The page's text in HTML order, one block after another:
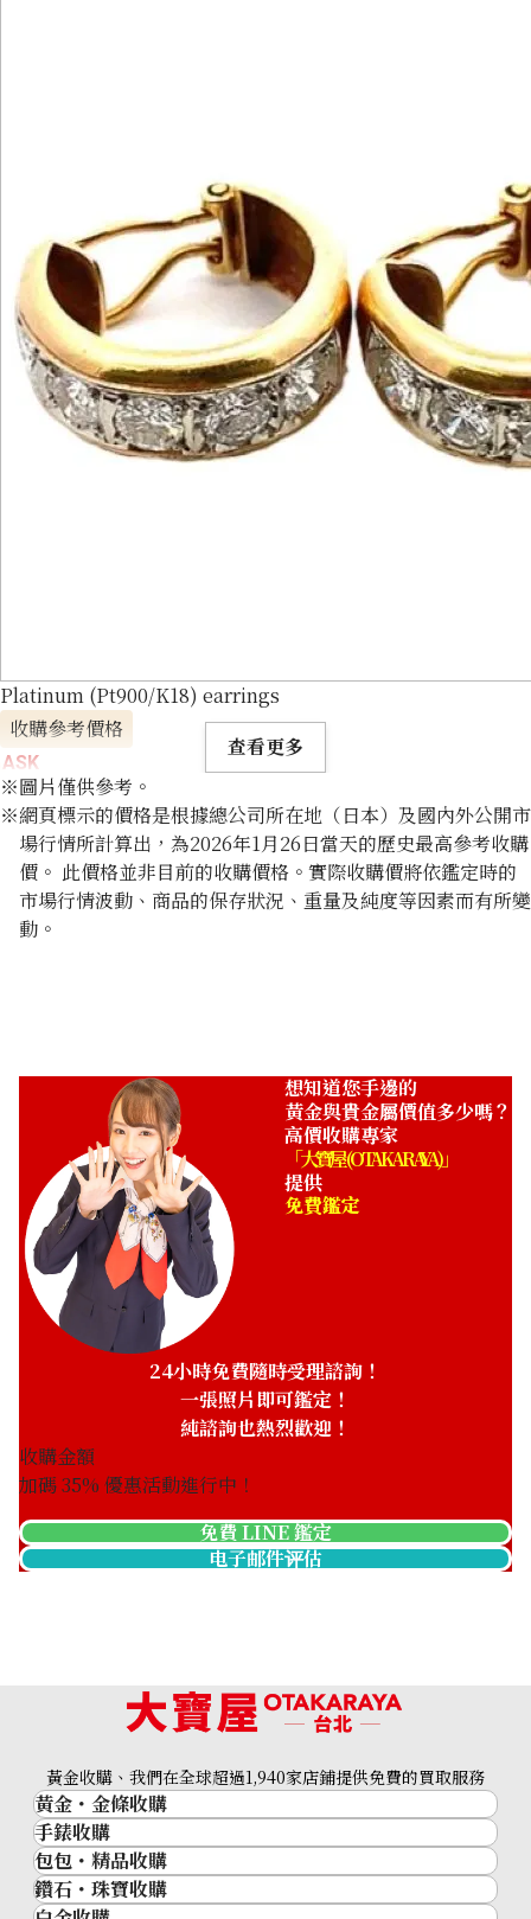
Platinum (Pt900/K18) earrings
收購參考價格
ASK
查看更多
※圖片僅供參考。
※網頁標示的價格是根據總公司所在地（日本）及國內外公開市
場行情所計算出，為2026年1月26日當天的歷史最高參考收購
價。 此價格並非目前的收購價格。實際收購價將依鑑定時的
市場行情波動、商品的保存狀況、重量及純度等因素而有所變
動。
想知道您手邊的
黃金與貴金屬價值多少嗎？
高價收購專家
「大寶屋 (OTAKARAYA)」
提供
免費鑑定
24小時免費隨時受理諮詢！
一張照片即可鑑定！
純諮詢也熱烈歡迎！
收購金額
加碼35% 優惠活動進行中！
免費 LINE 鑑定
电子邮件评估
黃金收購、我們在全球超過1,940家店鋪提供免費的買取服務
黃金・金條收購
黃金與貴金屬
金的錠
金幣
手錶收購
名牌手錶
Rolex
包包・精品收購
品牌精品
鑽石・珠寶收購